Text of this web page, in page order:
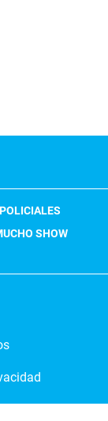
POLICIALES
SHOW